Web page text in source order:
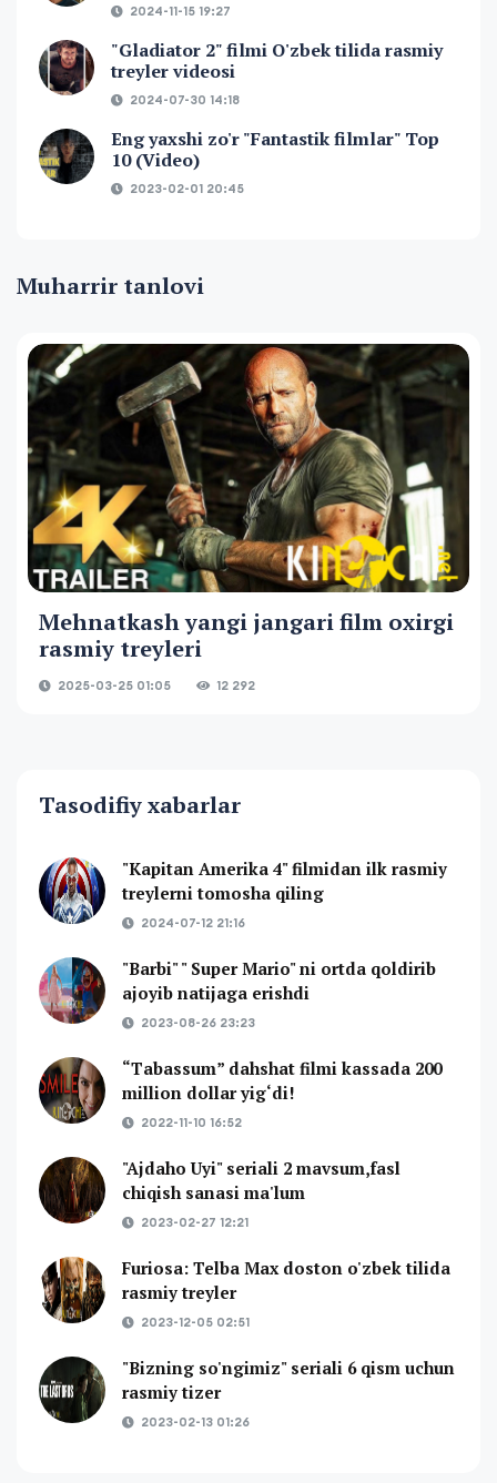
2024-11-15 19:27
"Gladiator 2" filmi O'zbek tilida rasmiy
treyler videosi
2024-07-30 14:18
Eng yaxshi zo'r "Fantastik filmlar" Top
10 (Video)
2023-02-01 20:45
Muharrir tanlovi
Mehnatkash yangi jangari film oxirgi
rasmiy treyleri
2025-03-25 01:05 12 292
Tasodifiy xabarlar
"Kapitan Amerika 4" filmidan ilk rasmiy
treylerni tomosha qiling
2024-07-12 21:16
"Barbi" " Super Mario" ni ortda qoldirib
ajoyib natijaga erishdi
2023-08-26 23:23
“Tabassum” dahshat filmi kassada 200
million dollar yig‘di!
2022-11-10 16:52
"Ajdaho Uyi" seriali 2 mavsum,fasl
chiqish sanasi ma'lum
2023-02-27 12:21
Furiosa: Telba Max doston o'zbek tilida
rasmiy treyler
2023-12-05 02:51
"Bizning so'ngimiz" seriali 6 qism uchun
rasmiy tizer
2023-02-13 01:26